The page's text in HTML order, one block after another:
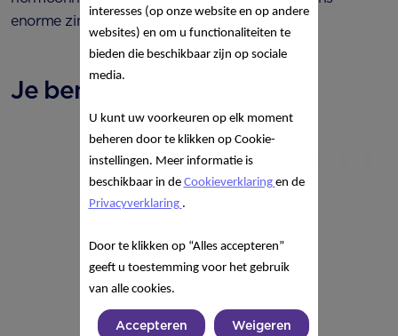
enorme zin hebben in bepaald eten.
Je bent 16 weken zwanger
interesses (op onze website en op andere
websites) en om u functionaliteiten te
bieden die beschikbaar zijn op sociale
media.
U kunt uw voorkeuren op elk moment
beheren door te klikken op Cookie-
instellingen. Meer informatie is
beschikbaar in de Cookieverklaring en de
Privacyverklaring .
Door te klikken op “Alles accepteren”
geeft u toestemming voor het gebruik
van alle cookies.
Accepteren Weigeren